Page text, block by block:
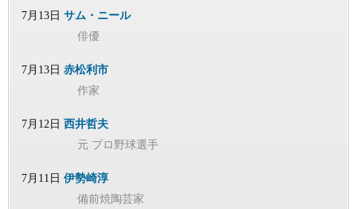
7月13日 サム・ニール
俳優
7月13日 赤松利市
作家
7月12日 西井哲夫
元 プロ野球選手
7月11日 伊勢崎淳
備前焼陶芸家